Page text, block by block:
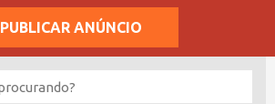
PUBLICAR ANÚNCIO